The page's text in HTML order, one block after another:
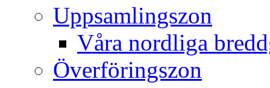
Uppsamlingszon
Våra nordliga
Överföringszon